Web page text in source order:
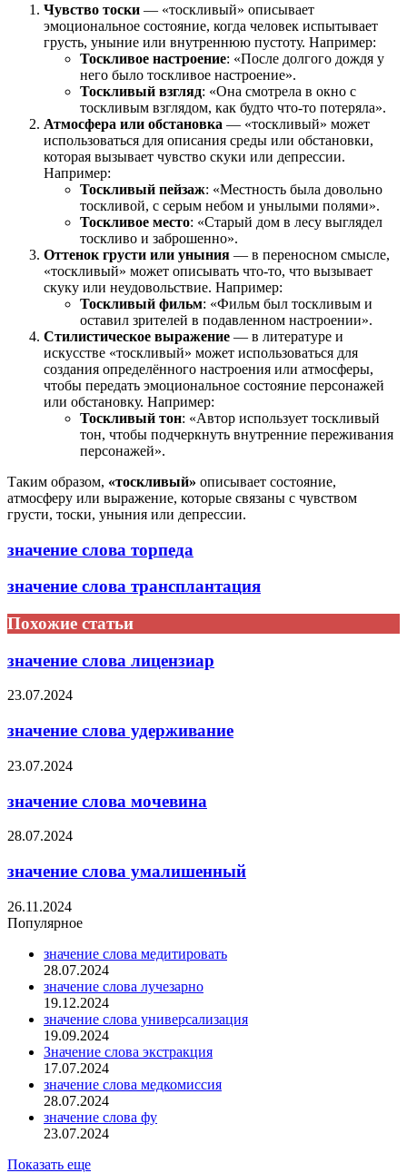
Чувство тоски — «тоскливый» описывает
эмоциональное состояние, когда человек испытывает
грусть, уныние или внутреннюю пустоту. Например:
Тоскливое настроение: «После долгого дождя у
него было тоскливое настроение».
Тоскливый взгляд: «Она смотрела в окно с
тоскливым взглядом, как будто что-то потеряла».
Атмосфера или обстановка — «тоскливый» может
использоваться для описания среды или обстановки,
которая вызывает чувство скуки или депрессии.
Например:
Тоскливый пейзаж: «Местность была довольно
тоскливой, с серым небом и унылыми полями».
Тоскливое место: «Старый дом в лесу выглядел
тоскливо и заброшенно».
Оттенок грусти или уныния — в переносном смысле,
«тоскливый» может описывать что-то, что вызывает
скуку или неудовольствие. Например:
Тоскливый фильм: «Фильм был тоскливым и
оставил зрителей в подавленном настроении».
Стилистическое выражение — в литературе и
искусстве «тоскливый» может использоваться для
создания определённого настроения или атмосферы,
чтобы передать эмоциональное состояние персонажей
или обстановку. Например:
Тоскливый тон: «Автор использует тоскливый
тон, чтобы подчеркнуть внутренние переживания
персонажей».
Таким образом, «тоскливый» описывает состояние,
атмосферу или выражение, которые связаны с чувством
грусти, тоски, уныния или депрессии.
значение слова торпеда
значение слова трансплантация
Похожие статьи
значение слова лицензиар
23.07.2024
значение слова удерживание
23.07.2024
значение слова мочевина
28.07.2024
значение слова умалишенный
26.11.2024
Популярное
значение слова медитировать
28.07.2024
значение слова лучезарно
19.12.2024
значение слова универсализация
19.09.2024
Значение слова экстракция
17.07.2024
значение слова медкомиссия
28.07.2024
значение слова фу
23.07.2024
Показать еще